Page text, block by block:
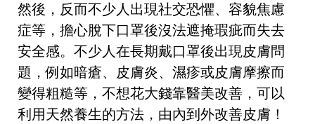
然後，反而不少人出現社交恐懼、容貌焦慮
症等，擔心脫下口罩後沒法遮掩瑕疵而失去
安全感。不少人在長期戴口罩後出現皮膚問
題，例如暗瘡、皮膚炎、濕疹或皮膚摩擦而
變得粗糙等，不想花大錢靠醫美改善，可以
利用天然養生的方法，由內到外改善皮膚！